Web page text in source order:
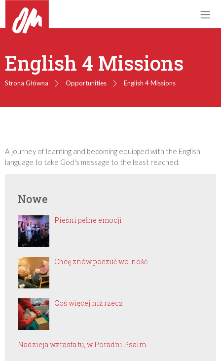
English 4 Missions
Strona Główna Opportunities English 4 Missions
A journey of learning and becoming equipped with the English
language to take God's message to the least reached.
Nowe
Pieśni pełne emocji
Chcę znów poczuć wolność
Coś więcej niż rzecz
Nadzieja wzrasta tu, w Poradni Psalm